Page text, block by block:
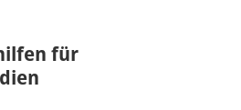
für